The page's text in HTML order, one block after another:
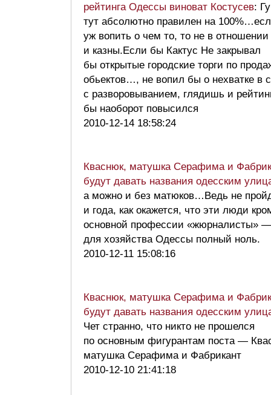
рейтинга Одессы виноват Костусев:
тут абсолютно правилен на
уж вопить о чем то, то не в отношении
и казны.Если бы Кактус Не закрывал
бы открытые городские торги по
обьектов…, не вопил бы о нехватке в
с разворовыванием, глядишь и
бы наоборот повысился
2010-12-14 18:58:24
Кваснюк, матушка Серафима и
будут давать названия одесским
а можно и без матюков…Ведь не
и года, как окажется, что эти люди
основной профессии «жюрналисты»
для хозяйства Одессы полный ноль.
2010-12-11 15:08:16
Кваснюк, матушка Серафима и
будут давать названия одесским
Чет странно, что никто не прошелся
по основным фигурантам поста —
матушка Серафима и Фабрикант
2010-12-10 21:41:18